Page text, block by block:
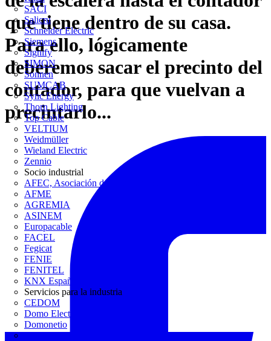
SACI
Salicru
Schneider Electric
Siemens
Signify
SIMON
Sonnen
SUMCAB
Sync Energy
Thorn Lighting
Top Cable
VELTIUM
Weidmüller
Wieland Electric
Zennio
Socio industrial
AFEC, Asociación de Fabricantes de Equipos de Climatización
AFME
AGREMIA
ASINEM
Europacable
FACEL
Fegicat
FENIE
FENITEL
KNX España
Servicios para la industria
CEDOM
Domo Electra
Domonetio
Ecolum
que tiene dentro de su casa.
Para ello, lógicamente
deberemos sacar el precinto del
contador, para que vuelvan a
precintarlo...